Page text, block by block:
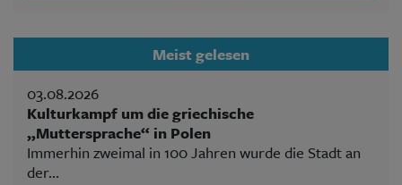
Meist gelesen
03.08.2026
Kulturkampf um die griechische
„Muttersprache“ in Polen
Immerhin zweimal in 100 Jahren wurde die Stadt an
der...